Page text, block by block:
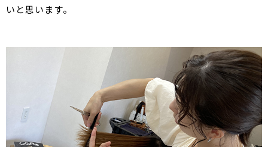
いと思います。